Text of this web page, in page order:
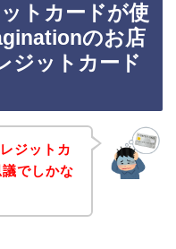
トカードが使
のお店
ジットカード
ジットカ
でしかな